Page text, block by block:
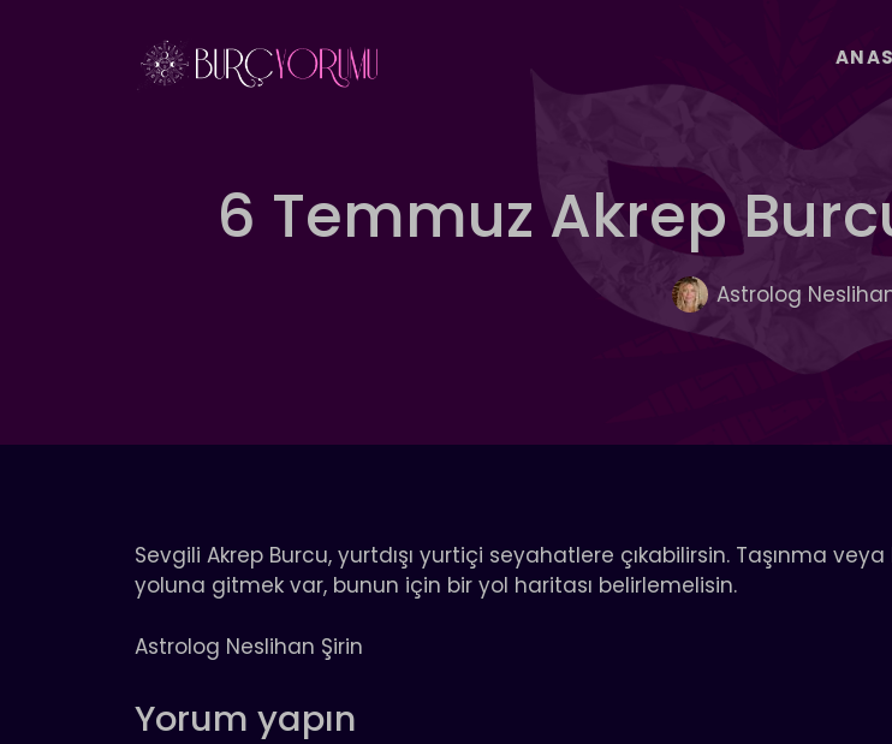
6 Temmuz Akrep
Astrolog
Sevgili Akrep Burcu, yurtdışı yurtiçi seyahatlere çıkabilirsin. Taşınma veya
yoluna gitmek var, bunun için bir yol haritası belirlemelisin.
Astrolog Neslihan Şirin
Yorum yapın